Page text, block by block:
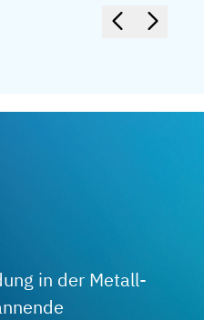
in der Metall-